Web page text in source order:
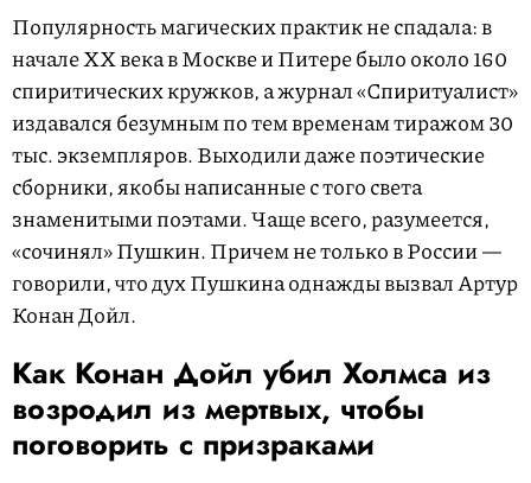
Популярность магических практик не спадала: в
начале XX века в Москве и Питере было около 160
спиритических кружков, а журнал «Спиритуалист»
издавался безумным по тем временам тиражом 30
тыс. экземпляров. Выходили даже поэтические
сборники, якобы написанные с того света
знаменитыми поэтами. Чаще всего, разумеется,
«сочинял» Пушкин. Причем не только в России —
говорили, что дух Пушкина однажды вызвал Артур
Конан Дойл.
Как Конан Дойл убил Холмса из
возродил из мертвых, чтобы
поговорить с призраками